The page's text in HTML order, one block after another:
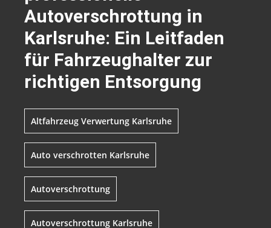
Autoverschrottung in
Karlsruhe: Ein Leitfaden
für Fahrzeughalter zur
richtigen Entsorgung
Altfahrzeug Verwertung Karlsruhe
Auto verschrotten Karlsruhe
Autoverschrottung
Autoverschrottung Karlsruhe